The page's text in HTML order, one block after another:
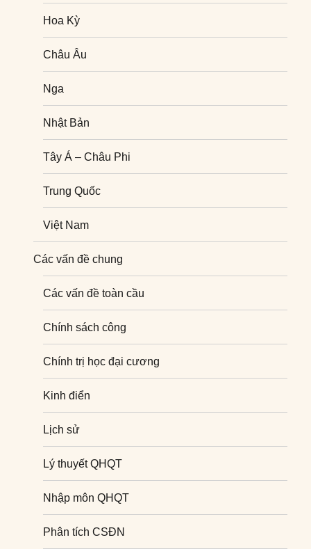
Nghiên cứu quốc tế
Hoa Kỳ
Châu Âu
Nga
Nhật Bản
Tây Á – Châu Phi
Trung Quốc
Việt Nam
Các vấn đề chung
Các vấn đề toàn cầu
Chính sách công
Chính trị học đại cương
Kinh điển
Lịch sử
Lý thuyết QHQT
Nhập môn QHQT
Phân tích CSĐN